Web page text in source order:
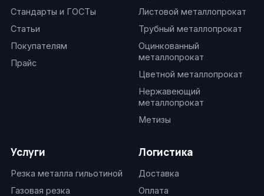
Стандарты и ГОСТы
Статьи
Покупателям
Прайс
Листовой металлопрокат
Трубный металлопрокат
Оцинкованный
металлопрокат
Цветной металлопрокат
Нержавеющий
металлопрокат
Метизы
Услуги
Резка металла гильотиной
Газовая резка
Логистика
Доставка
Оплата